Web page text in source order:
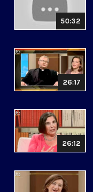
50:32
26:17
26:12